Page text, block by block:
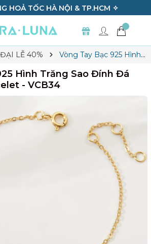
✧ GIAO HÀNG HOẢ TỐC HÀ
LỄ 40%
Vòng Tay Bạc 925 Hình
Hình Trăng Sao Đính Đá
- VCB34